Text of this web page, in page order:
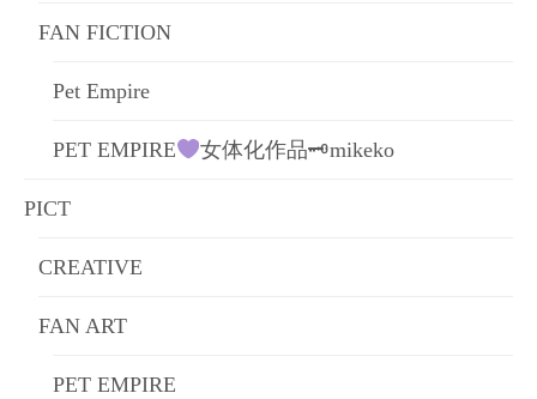
FAN FICTION
Pet Empire
PET EMPIRE 女体化作品🗝mikeko
PICT
CREATIVE
FAN ART
PET EMPIRE